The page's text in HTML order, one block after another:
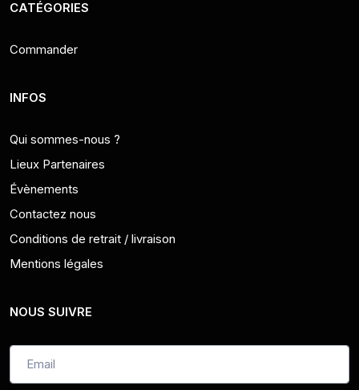
CATÉGORIES
Commander
INFOS
Qui sommes-nous ?
Lieux Partenaires
Évènements
Contactez nous
Conditions de retrait / livraison
Mentions légales
NOUS SUIVRE